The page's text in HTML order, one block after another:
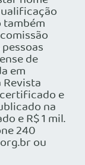
de
em
certificado e
na
e R$ 1 mil.
240
ou